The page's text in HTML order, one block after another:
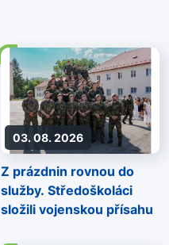
03. 08. 2026
Z prázdnin rovnou do
služby. Středoškoláci
složili vojenskou přísahu